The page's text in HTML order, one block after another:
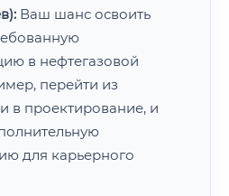
Ваш шанс освоить
в нефтегазовой
перейти из
в проектирование, и
для карьерного